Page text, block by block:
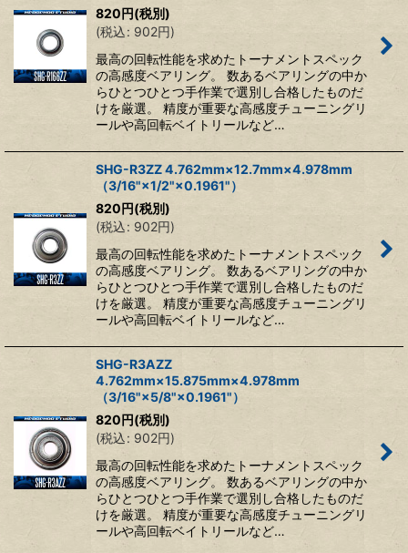
820円(税別)
(税込: 902円)
最高の回転性能を求めたトーナメントスペック
の高感度ベアリング。 数あるベアリングの中か
らひとつひとつ手作業で選別し合格したものだ
けを厳選。 精度が重要な高感度チューニングリ
ールや高回転ベイトリールなど…
SHG-R3ZZ 4.762mm×12.7mm×4.978mm
（3/16"×1/2"×0.1961"）
820円(税別)
(税込: 902円)
最高の回転性能を求めたトーナメントスペック
の高感度ベアリング。 数あるベアリングの中か
らひとつひとつ手作業で選別し合格したものだ
けを厳選。 精度が重要な高感度チューニングリ
ールや高回転ベイトリールなど…
SHG-R3AZZ
4.762mm×15.875mm×4.978mm
（3/16"×5/8"×0.1961"）
820円(税別)
(税込: 902円)
最高の回転性能を求めたトーナメントスペック
の高感度ベアリング。 数あるベアリングの中か
らひとつひとつ手作業で選別し合格したものだ
けを厳選。 精度が重要な高感度チューニングリ
ールや高回転ベイトリールなど…